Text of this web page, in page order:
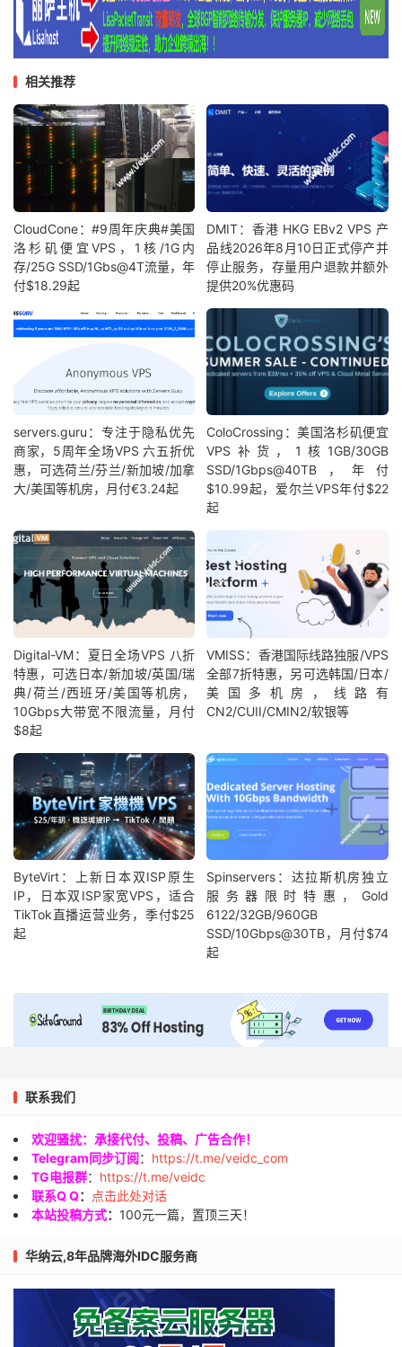
相关推荐
CloudCone：#9周年庆典#美国
洛杉矶便宜VPS，1核/1G内
存/25G SSD/1Gbs@4T流量，年
付$18.29起
DMIT：香港 HKG EBv2 VPS 产
品线2026年8月10日正式停产并
停止服务，存量用户退款并额外
提供20%优惠码
servers.guru：专注于隐私优先
商家，5周年全场VPS 六五折优
惠，可选荷兰/芬兰/新加坡/加拿
大/美国等机房，月付€3.24起
ColoCrossing：美国洛杉矶便宜
VPS补货，1核1GB/30GB
SSD/1Gbps@40TB，年付
$10.99起，爱尔兰VPS年付$22
起
Digital-VM：夏日全场VPS 八折
特惠，可选日本/新加坡/英国/瑞
典/荷兰/西班牙/美国等机房，
10Gbps大带宽不限流量，月付
$8起
VMISS：香港国际线路独服/VPS
全部7折特惠，另可选韩国/日本/
美国多机房，线路有
CN2/CUII/CMIN2/软银等
ByteVirt：上新日本双ISP原生
IP，日本双ISP家宽VPS，适合
TikTok直播运营业务，季付$25
起
Spinservers：达拉斯机房独立
服务器限时特惠，Gold
6122/32GB/960GB
SSD/10Gbps@30TB，月付$74
起
联系我们
欢迎骚扰：承接代付、投稿、广告合作！
Telegram同步订阅： https://t.me/veidc_com
TG电报群： https://t.me/veidc
联系Q Q：
点击此处对话
本站投稿方式： 100元一篇，置顶三天！
华纳云,8年品牌海外IDC服务商